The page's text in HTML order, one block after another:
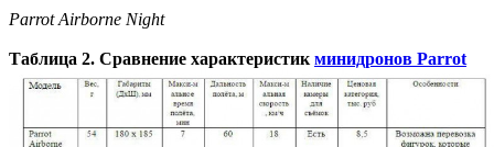
Parrot Airborne Night
Таблица 2. Сравнение характеристик минидронов Parrot